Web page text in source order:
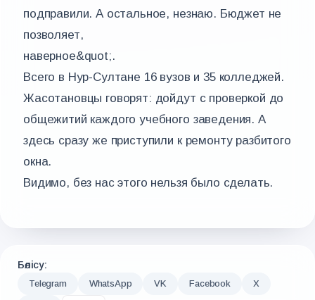
подправили. А остальное, незнаю. Бюджет не
позволяет,
наверное&quot;.
Всего в Нур-Султане 16 вузов и 35 колледжей.
Жасотановцы говорят: дойдут с проверкой до
общежитий каждого учебного заведения. А
здесь сразу же приступили к ремонту разбитого
окна.
Видимо, без нас этого нельзя было сделать.
Бөлісу:
Telegram WhatsApp VK Facebook X